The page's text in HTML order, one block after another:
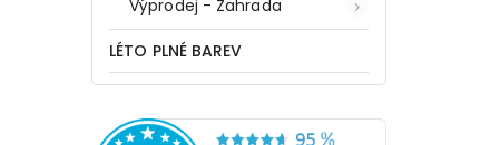
Výprodej - Zahrada
LÉTO PLNÉ BAREV